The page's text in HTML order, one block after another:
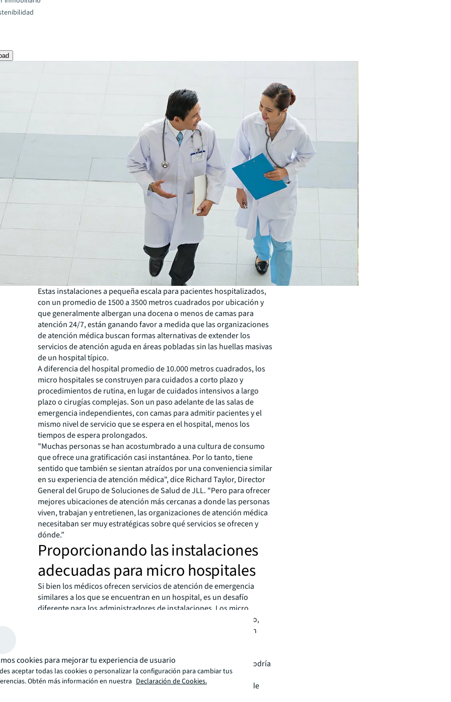
Estas instalaciones a pequeña escala para pacientes hospitalizados,
con un promedio de 1500 a 3500 metros cuadrados por ubicación y
que generalmente albergan una docena o menos de camas para
atención 24/7, están ganando favor a medida que las organizaciones
de atención médica buscan formas alternativas de extender los
servicios de atención aguda en áreas pobladas sin las huellas masivas
de un hospital típico.
A diferencia del hospital promedio de 10.000 metros cuadrados, los
micro hospitales se construyen para cuidados a corto plazo y
procedimientos de rutina, en lugar de cuidados intensivos a largo
plazo o cirugías complejas. Son un paso adelante de las salas de
emergencia independientes, con camas para admitir pacientes y el
mismo nivel de servicio que se espera en el hospital, menos los
tiempos de espera prolongados.
"Muchas personas se han acostumbrado a una cultura de consumo
que ofrece una gratificación casi instantánea. Por lo tanto, tiene
sentido que también se sientan atraídos por una conveniencia similar
en su experiencia de atención médica", dice Richard Taylor, Director
General del Grupo de Soluciones de Salud de JLL. "Pero para ofrecer
mejores ubicaciones de atención más cercanas a donde las personas
viven, trabajan y entretienen, las organizaciones de atención médica
necesitaban ser muy estratégicas sobre qué servicios se ofrecen y
dónde.”
Proporcionando las instalaciones
adecuadas para micro hospitales
Si bien los médicos ofrecen servicios de atención de emergencia
similares a los que se encuentran en un hospital, es un desafío
diferente para los administradores de instalaciones. Los micro
hospitales crean un nuevo juego en términos de tamaño y diseño,
requisitos reglamentarios y distribución geográfica y precisan un
importante a incorporar en la planificación, antes de lo que se podría
considerar tradicionalmente. "Gestionar una red compleja de
instalaciones más pequeñas es más complicado que el modelo de
cookies para mejorar tu experiencia de usuario
aceptar todas las cookies o personalizar la configuración para cambiar tus
Obtén más información en nuestra Declaración de Cookies.